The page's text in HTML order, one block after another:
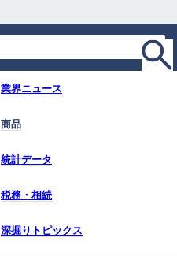
業界ニュース
商品
統計データ
税務・相続
深掘りトピックス